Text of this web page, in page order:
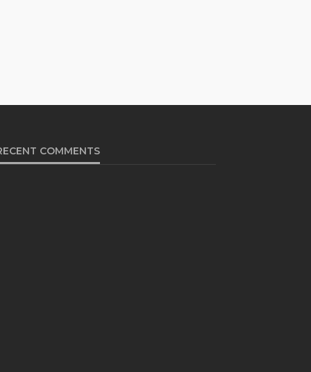
COMMENTS